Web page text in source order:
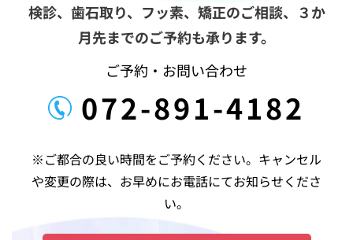
ン
検診、歯石取り、フッ素、矯正のご相談、 ３か
月先までのご予約も承ります。
ご予約・お問い合わせ
072-891-4182
※ご都合の良い時間をご予約ください。キャンセル
や変更の際は、お早めにお電話にてお知らせくださ
い。